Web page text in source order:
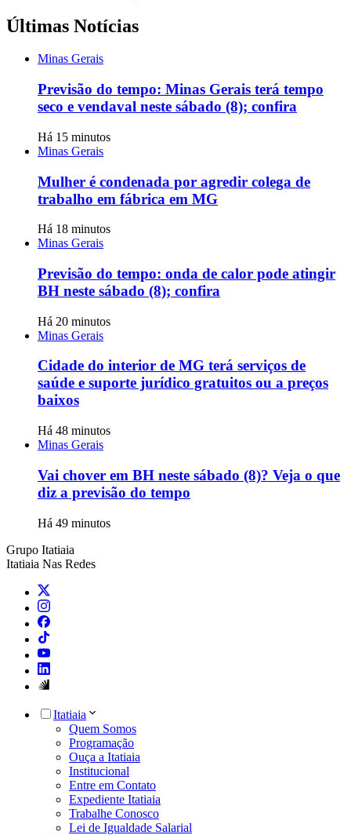
Últimas Notícias
Minas Gerais
Previsão do tempo: Minas Gerais terá tempo
seco e vendaval neste sábado (8); confira
Há 15 minutos
Minas Gerais
Mulher é condenada por agredir colega de
trabalho em fábrica em MG
Há 18 minutos
Minas Gerais
Previsão do tempo: onda de calor pode atingir
BH neste sábado (8); confira
Há 20 minutos
Minas Gerais
Cidade do interior de MG terá serviços de
saúde e suporte jurídico gratuitos ou a preços
baixos
Há 48 minutos
Minas Gerais
Vai chover em BH neste sábado (8)? Veja o que
diz a previsão do tempo
Há 49 minutos
Grupo Itatiaia
Itatiaia Nas Redes
Itatiaia
Quem Somos
Programação
Ouça a Itatiaia
Institucional
Entre em Contato
Expediente Itatiaia
Trabalhe Conosco
Lei de Igualdade Salarial